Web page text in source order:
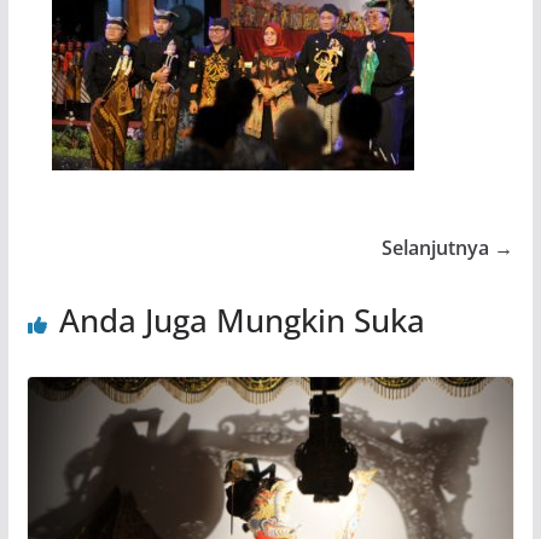
Selanjutnya →
Anda Juga Mungkin Suka